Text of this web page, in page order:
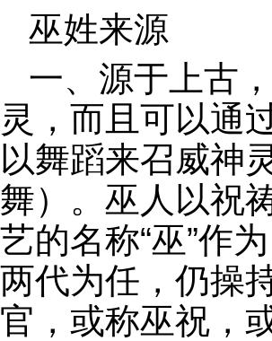
巫姓来源
一、源于上古
灵，而且可以通
以舞蹈来召威神
舞）。巫人以祝
艺的名称“巫”作
两代为任，仍操
官，或称巫祝，